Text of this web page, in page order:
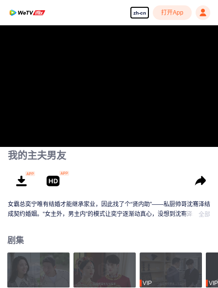
zh-cn 打开App
我的主夫男友
女霸总奕宁唯有结婚才能继承家业，因此找了个“贤内助”——私厨帅哥沈骞泽结
成契约婚姻。“女主外，男主内”的模式让奕宁逐渐动真心，没想到沈骞泽却深藏
全部
剧集
VIP VIP